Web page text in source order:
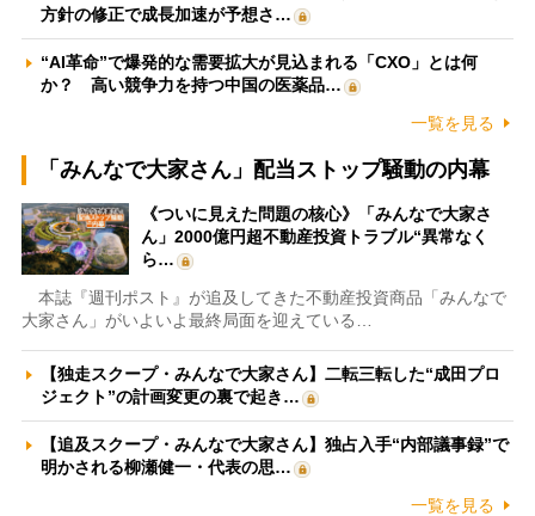
方針の修正で成長加速が予想さ…
“AI革命”で爆発的な需要拡大が見込まれる「CXO」とは何
か？ 高い競争力を持つ中国の医薬品…
一覧を見る
「みんなで大家さん」配当ストップ騒動の内幕
《ついに見えた問題の核心》「みんなで大家さ
ん」2000億円超不動産投資トラブル“異常なく
ら…
本誌『週刊ポスト』が追及してきた不動産投資商品「みんなで
大家さん」がいよいよ最終局面を迎えている…
【独走スクープ・みんなで大家さん】二転三転した“成田プロ
ジェクト”の計画変更の裏で起き…
【追及スクープ・みんなで大家さん】独占入手“内部議事録”で
明かされる柳瀬健一・代表の思…
一覧を見る